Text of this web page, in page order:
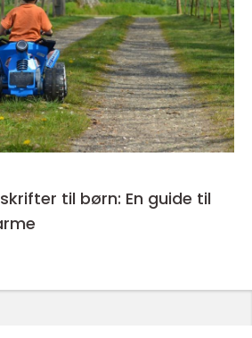
til børn: En guide til